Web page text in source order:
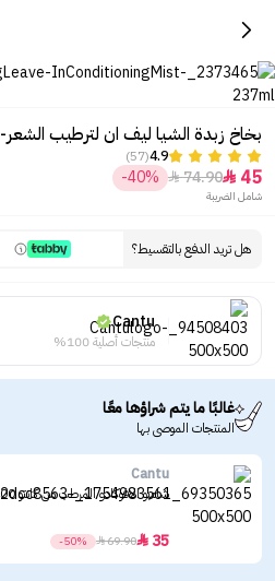
بخاخ زبدة الشيا ليف ان لترطيب الشعر- 237 مل
4.9
(57)
45

74.90

-40%
شامل الضريبة
هل تريد الدفع بالتقسيط؟
Cantu
منتجات أصلية 100%
غالبًا ما يتم شراؤها معًا
المنتجات الموصى بها
Cantu
شامبو الافوكادو المرطب من كانتو 400 - مل
35

69.90

-50%